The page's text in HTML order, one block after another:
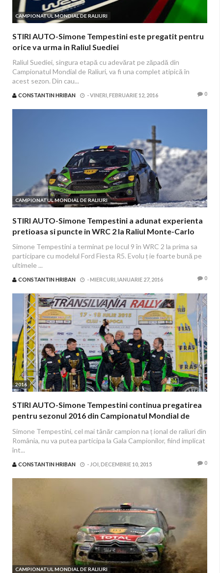
CAMPIONATUL MONDIAL DE RALIURI
STIRI AUTO-Simone Tempestini este pregatit pentru
orice va urma in Raliul Suediei
Raliul Suediei, singura etapă cu adevărat pe zăpadă din
Campionatul Mondial de Raliuri, va fi una complet atipică în
acest sezon. Din cau...
CONSTANTIN HRIBAN -VINERI, FEBRUARIE 12, 2016 0
CAMPIONATUL MONDIAL DE RALIURI
STIRI AUTO-Simone Tempestini a adunat experienta
pretioasa si puncte in WRC 2 la Raliul Monte-Carlo
Simone Tempestini a terminat pe locul 9 în WRC 2 la prima sa
participare cu modelul Ford Fiesta R5. Evolu ț ie foarte bună pe
ultimele ...
CONSTANTIN HRIBAN -MIERCURI, IANUARIE 27, 2016 0
2016
STIRI AUTO-Simone Tempestini continua pregatirea
pentru sezonul 2016 din Campionatul Mondial de
Simone Tempestini, cel mai tânăr campion na ț ional de raliuri din
România, nu va putea participa la Gala Campionilor, fiind implicat
înt...
CONSTANTIN HRIBAN - JOI, DECEMBRIE 10, 2015 0
CAMPIONATUL MONDIAL DE RALIURI